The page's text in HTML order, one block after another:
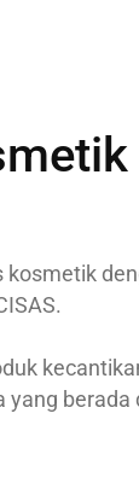
berada